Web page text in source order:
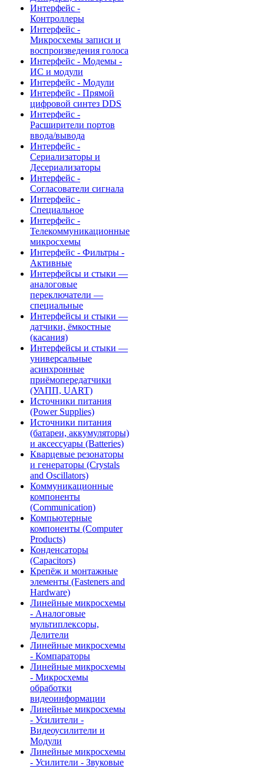
Интерфейс -
Контроллеры
Интерфейс -
Микросхемы записи и
воспроизведения голоса
Интерфейс - Модемы -
ИС и модули
Интерфейс - Модули
Интерфейс - Прямой
цифровой синтез DDS
Интерфейс -
Расширители портов
ввода/вывода
Интерфейс -
Сериализаторы и
Десериализаторы
Интерфейс -
Согласователи сигнала
Интерфейс -
Специальное
Интерфейс -
Телекоммуникационные
микросхемы
Интерфейс - Фильтры -
Активные
Интерфейсы и стыки —
аналоговые
переключатели —
специальные
Интерфейсы и стыки —
датчики, ёмкостные
(касания)
Интерфейсы и стыки —
универсальные
асинхронные
приёмопередатчики
(УАПП, UART)
Источники питания
(Power Supplies)
Источники питания
(батареи, аккумуляторы)
и аксессуары (Batteries)
Кварцевые резонаторы
и генераторы (Crystals
and Oscillators)
Коммуникационные
компоненты
(Communication)
Компьютерные
компоненты (Computer
Products)
Конденсаторы
(Capacitors)
Крепёж и монтажные
элементы (Fasteners and
Hardware)
Линейные микросхемы
- Аналоговые
мультиплексоры,
Делители
Линейные микросхемы
- Компараторы
Линейные микросхемы
- Микросхемы
обработки
видеоинформации
Линейные микросхемы
- Усилители -
Видеоусилители и
Модули
Линейные микросхемы
- Усилители - Звуковые